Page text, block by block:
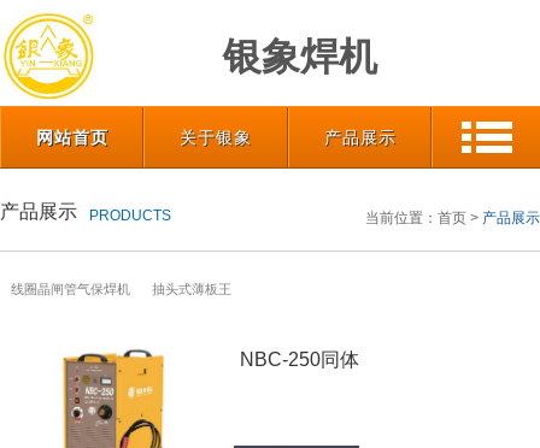
银象焊机
网站首页 关于银象 产品展示
产品展示 PRODUCTS 当前位置： 首页 > 产品展示
线圈晶闸管气保焊机 抽头式薄板王
NBC-250同体